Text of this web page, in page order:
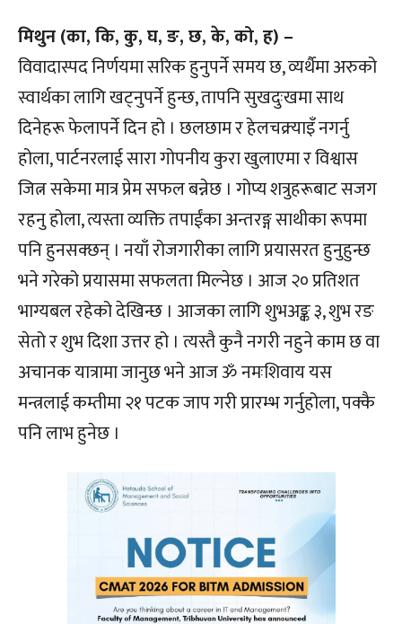
मिथुन (का, कि, कु, घ, ङ, छ, के, को, ह) –
विवादास्पद निर्णयमा सरिक हुनुपर्ने समय छ, व्यर्थैमा अरुको
स्वार्थका लागि खट्नुपर्ने हुन्छ, तापनि सुखदुःखमा साथ
दिनेहरू फेलापर्ने दिन हो । छलछाम र हेलचक्र्याइँ नगर्नु
होला, पार्टनरलाई सारा गोपनीय कुरा खुलाएमा र विश्वास
जित्न सकेमा मात्र प्रेम सफल बन्नेछ । गोप्य शत्रुहरूबाट सजग
रहनु होला, त्यस्ता व्यक्ति तपाईंका अन्तरङ्ग साथीका रूपमा
पनि हुनसक्छन् । नयाँ रोजगारीका लागि प्रयासरत हुनुहुन्छ
भने गरेको प्रयासमा सफलता मिल्नेछ । आज २० प्रतिशत
भाग्यबल रहेको देखिन्छ । आजका लागि शुभअङ्क ३, शुभ रङ
सेतो र शुभ दिशा उत्तर हो । त्यस्तै कुनै नगरी नहुने काम छ वा
अचानक यात्रामा जानुछ भने आज ॐ नमःशिवाय यस
मन्त्रलाई कम्तीमा २१ पटक जाप गरी प्रारम्भ गर्नुहोला, पक्कै
पनि लाभ हुनेछ ।